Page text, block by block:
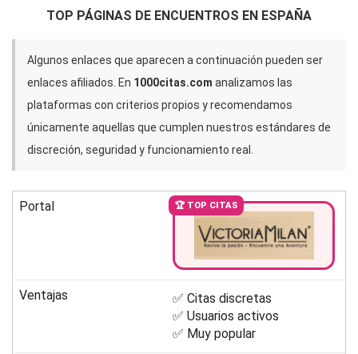
TOP PÁGINAS DE ENCUENTROS EN ESPAÑA
Algunos enlaces que aparecen a continuación pueden ser
enlaces afiliados. En 1000citas.com analizamos las
plataformas con criterios propios y recomendamos
únicamente aquellas que cumplen nuestros estándares de
discreción, seguridad y funcionamiento real.
Portal 🏆 TOP CITAS
Ventajas
✅ Citas discretas
✅ Usuarios activos
✅ Muy popular